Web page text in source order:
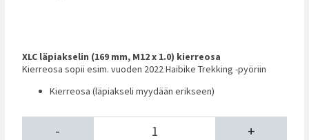
XLC läpiakselin (169 mm, M12 x 1.0) kierreosa
Kierreosa sopii esim. vuoden 2022 Haibike Trekking -pyöriin
Kierreosa (läpiakseli myydään erikseen)
- +